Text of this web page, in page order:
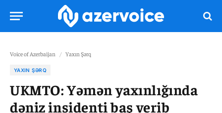
Voice of Azerbaijan / Yaxın Şərq
YAXIN ŞƏRQ
UKMTO: Yəmən yaxınlığında
dəniz insidenti baş verib